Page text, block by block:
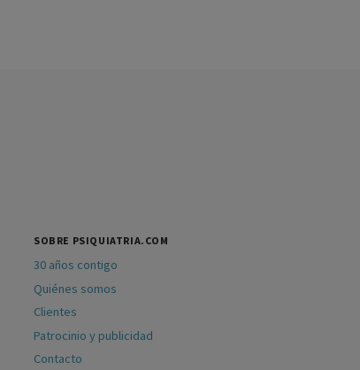
SOBRE PSIQUIATRIA.COM
30 años contigo
Quiénes somos
Clientes
Patrocinio y publicidad
Contacto